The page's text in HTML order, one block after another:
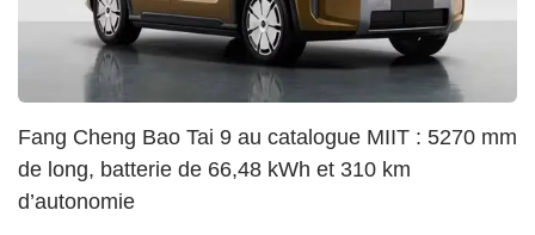
Fang Cheng Bao Tai 9 au catalogue MIIT : 5270 mm
de long, batterie de 66,48 kWh et 310 km
d’autonomie